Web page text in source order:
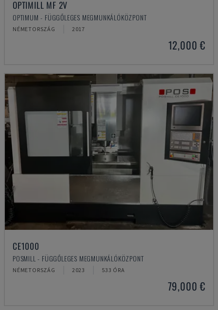
OPTIMILL MF 2V
OPTIMUM - FÜGGŐLEGES MEGMUNKÁLÓKÖZPONT
NÉMETORSZÁG 2017
12,000 €
CE1000
POSMILL - FÜGGŐLEGES MEGMUNKÁLÓKÖZPONT
NÉMETORSZÁG 2023 533 ÓRA
79,000 €